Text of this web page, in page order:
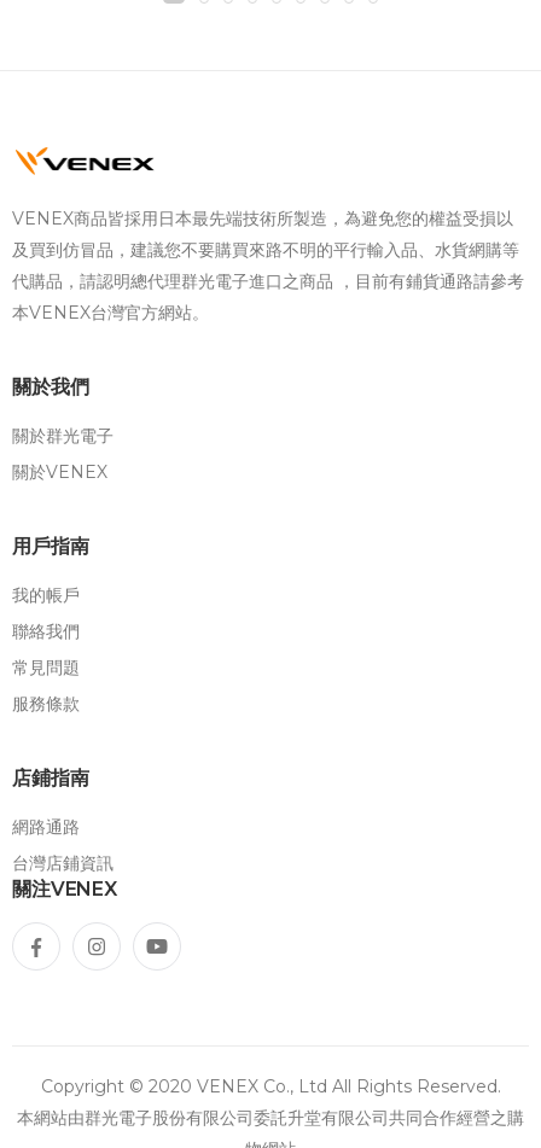
VENEX商品皆採用日本最先端技術所製造，為避免您的權益受損以
及買到仿冒品，建議您不要購買來路不明的平行輸入品、水貨網購等
代購品，請認明總代理群光電子進口之商品 ，目前有鋪貨通路請參考
本VENEX台灣官方網站。
關於我們
關於群光電子
關於VENEX
用戶指南
我的帳戶
聯絡我們
常見問題
服務條款
店鋪指南
網路通路
台灣店鋪資訊
關注VENEX
Copyright © 2020 VENEX Co., Ltd All Rights Reserved.
本網站由群光電子股份有限公司委託升堂有限公司共同合作經營之購